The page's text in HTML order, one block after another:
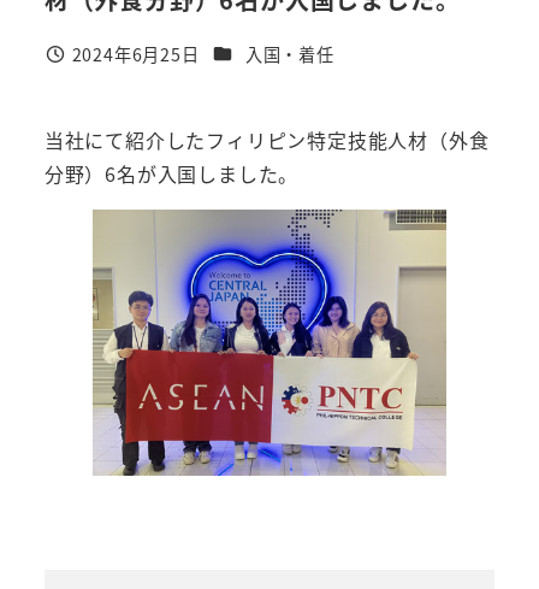
投稿日
2024年6月25日 カテゴリー
入国・着任
当社にて紹介したフィリピン特定技能人材（外食
分野）6名が入国しました。